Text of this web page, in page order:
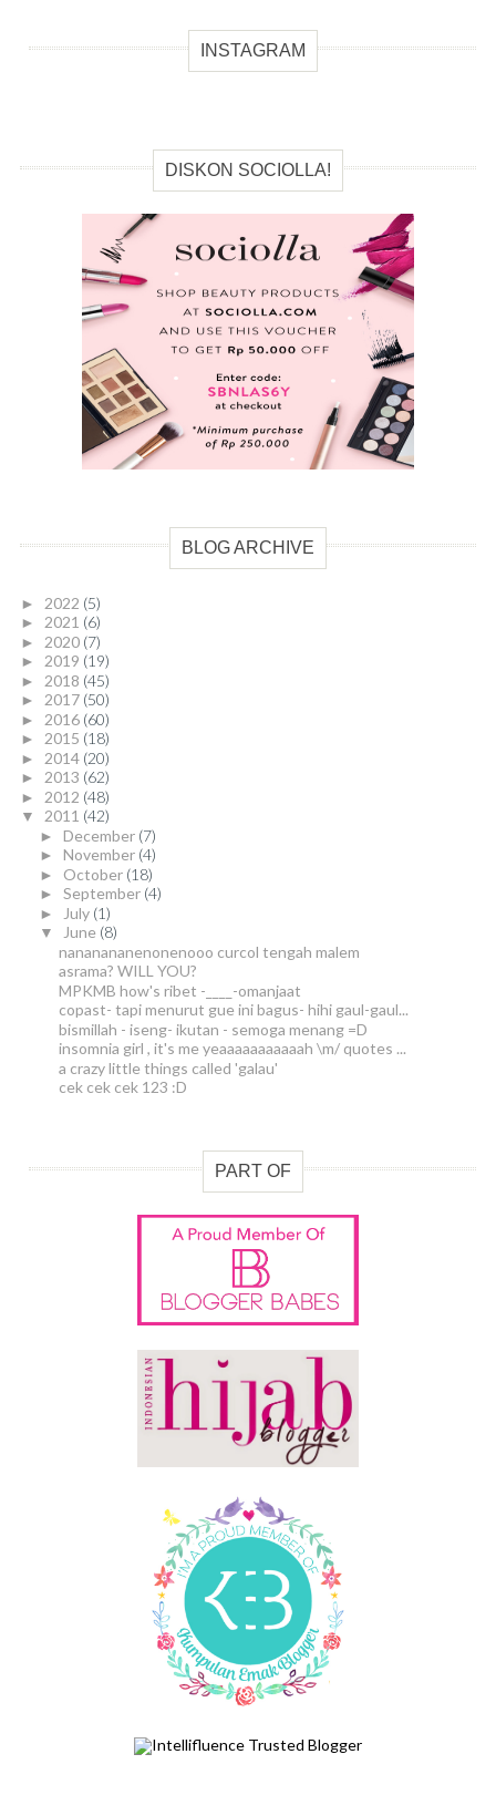
INSTAGRAM
DISKON SOCIOLLA!
BLOG ARCHIVE
► 2022 (5)
► 2021 (6)
► 2020 (7)
► 2019 (19)
► 2018 (45)
► 2017 (50)
► 2016 (60)
► 2015 (18)
► 2014 (20)
► 2013 (62)
► 2012 (48)
▼ 2011 (42)
► December (7)
► November (4)
► October (18)
► September (4)
► July (1)
▼ June (8)
nananananenonenooo curcol tengah malem
asrama? WILL YOU?
MPKMB how's ribet -____-omanjaat
copast- tapi menurut gue ini bagus- hihi gaul-gaul...
bismillah - iseng- ikutan - semoga menang =D
insomnia girl , it's me yeaaaaaaaaaaah \m/ quotes ...
a crazy little things called 'galau'
cek cek cek 123 :D
PART OF